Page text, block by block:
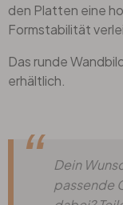
den Platten eine
Formstabilität
Das runde
erhältlich.
Dein
passende